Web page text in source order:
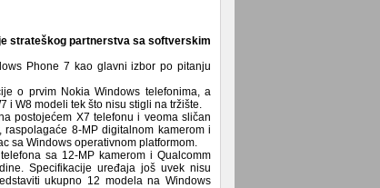
strateškog partnerstva sa softverskim
Phone 7 kao glavni izbor po pitanju
o prvim Nokia Windows telefonima, a
i W8 modeli tek što nisu stigli na tržište.
postojećem X7 telefonu i veoma sličan
8-MP digitalnom kamerom i
sa Windows operativnom platformom.
sa 12-MP kamerom i Qualcomm
Specifikacije uređaja još uvek nisu
ukupno 12 modela na Windows